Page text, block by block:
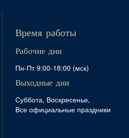
Время работы
Рабочие дни
Пн-Пт 9:00-18:00 (мск)
Выходные дни
Суббота, Воскресенье,
Все официальные праздники